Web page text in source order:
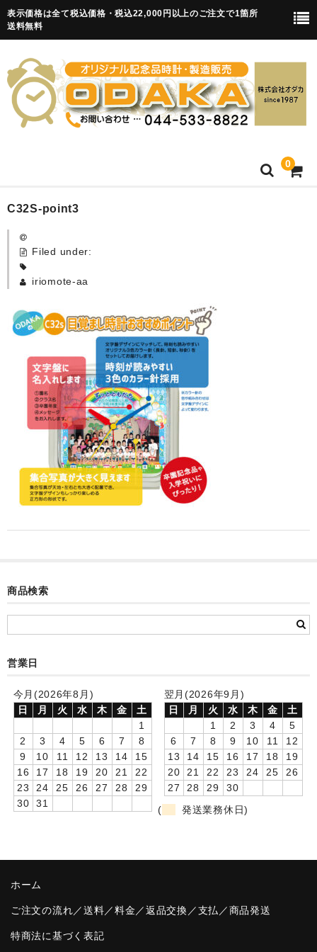
表示価格は全て税込価格・税込22,000円以上のご注文で1箇所
送料無料
0
HOME
卒園記念品
カード付フォトフレームクロック(集合)
目覚まし時計(集合＋個別)
メロディ時計(集合)
音声時計(集合)
目覚まし時計(個別)
お絵かきギャラリープラス(絵＋個別)
メロディ時計(個別)
お絵かきギャラリー
卒園DVDアルバム
卒業記念品
音声入りフォトフレームクロック(集合)
音声入りフォトフレームクロック(校歌)
スポーツウォッチ
C32S-point3
Filed under:
iriomote-aa
商品検索
営業日
今月(2026年8月)
日
月 火 水 木 金
土
1
2
3 4 5 6 7
8
9
10 11 12 13 14
15
16
17 18 19 20 21
22
23
24 25 26 27 28
29
30
31
翌月(2026年9月)
日
月 火 水 木 金
土
1
2 3 4
5
6
7 8 9 10 11
12
13
14 15 16 17 18
19
20
21 22 23 24 25
26
27
28 29
30
(
発送業務休日)
ホーム
ご注文の流れ／送料／料金／返品交換／支払／商品発送
特商法に基づく表記